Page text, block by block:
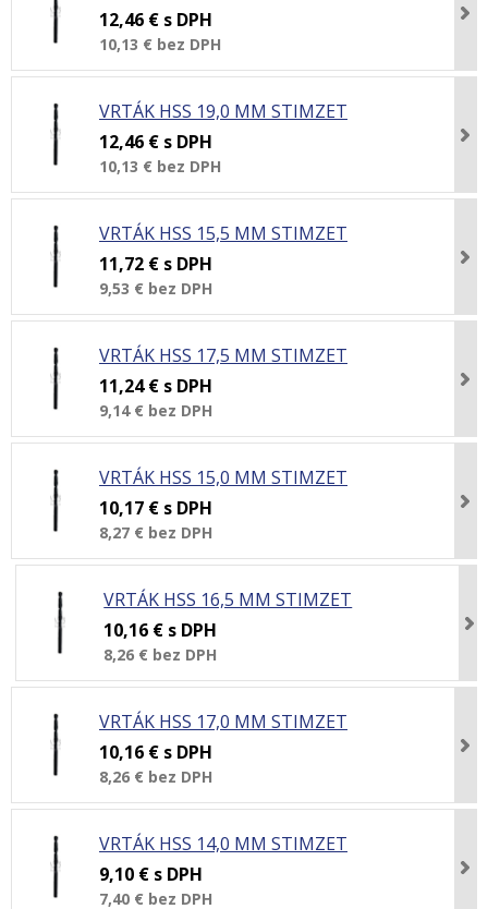
12,46 € s DPH
10,13 € bez DPH
VRTÁK HSS 19,0 MM STIMZET
12,46 € s DPH
10,13 € bez DPH
VRTÁK HSS 15,5 MM STIMZET
11,72 € s DPH
9,53 € bez DPH
VRTÁK HSS 17,5 MM STIMZET
11,24 € s DPH
9,14 € bez DPH
VRTÁK HSS 15,0 MM STIMZET
10,17 € s DPH
8,27 € bez DPH
VRTÁK HSS 16,5 MM STIMZET
10,16 € s DPH
8,26 € bez DPH
VRTÁK HSS 17,0 MM STIMZET
10,16 € s DPH
8,26 € bez DPH
VRTÁK HSS 14,0 MM STIMZET
9,10 € s DPH
7,40 € bez DPH